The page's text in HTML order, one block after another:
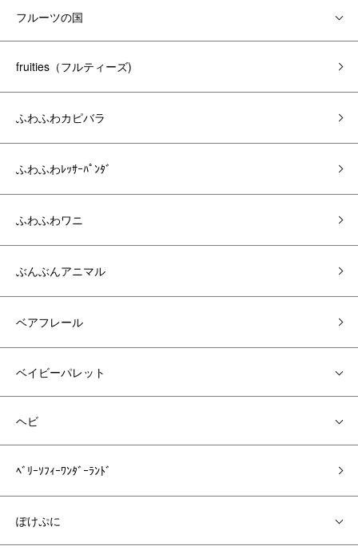
フルーツの国
fruities（フルティーズ)
ふわふわカピバラ
ふわふわﾚｯｻｰﾊﾟﾝﾀﾞ
ふわふわワニ
ぶんぶんアニマル
ベアフレール
ベイビーパレット
ヘビ
ﾍﾞﾘｰｿﾌｨｰﾜﾝﾀﾞｰﾗﾝﾄﾞ
ぽけぷに